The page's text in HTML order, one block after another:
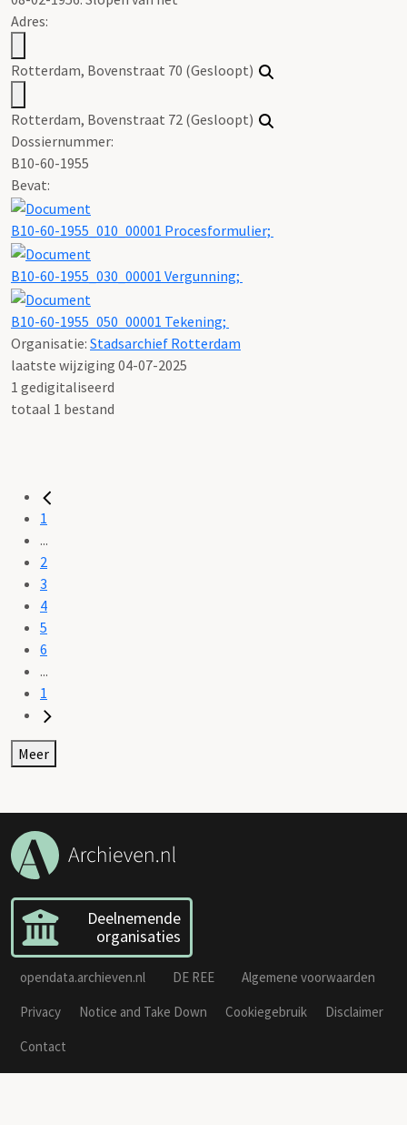
Adres:
Rotterdam, Bovenstraat 70 (Gesloopt)
Rotterdam, Bovenstraat 72 (Gesloopt)
Dossiernummer:
B10-60-1955
Bevat:
B10-60-1955_010_00001 Procesformulier;
B10-60-1955_030_00001 Vergunning;
B10-60-1955_050_00001 Tekening;
Organisatie: Stadsarchief Rotterdam
laatste wijziging 04-07-2025
1 gedigitaliseerd
totaal 1 bestand
1
...
2
3
4
5
6
...
1
Meer
Deelnemende
organisaties
opendata.archieven.nl DE REE
Algemene voorwaarden
Privacy
Notice and Take Down Cookiegebruik
Disclaimer
Contact